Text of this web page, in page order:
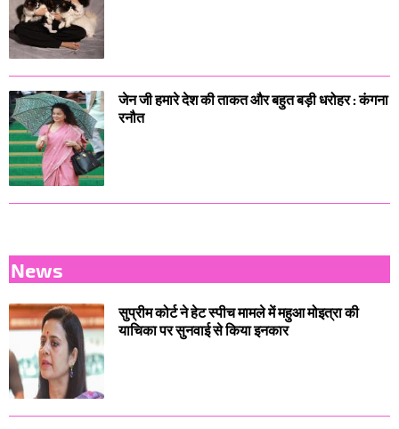
जेन जी हमारे देश की ताकत और बहुत बड़ी धरोहर : कंगना
रनौत
News
सुप्रीम कोर्ट ने हेट स्पीच मामले में महुआ मोइत्रा की
याचिका पर सुनवाई से किया इनकार